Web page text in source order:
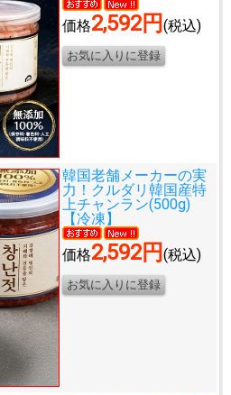
価格2,592円 (税込)
韓国老舗メーカーの実
力！ クルダリ韓国産特
上チャンラン(500g)
【冷凍】
価格2,592円 (税込)